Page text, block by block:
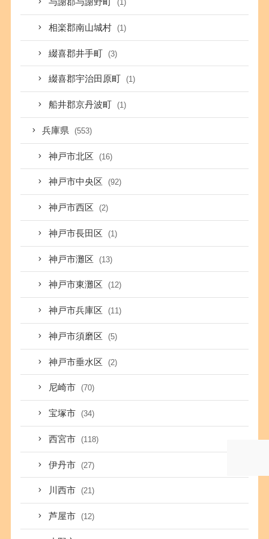
(1)
相楽郡南山城村 (1)
綴喜郡井手町 (3)
綴喜郡宇治田原町 (1)
船井郡京丹波町 (1)
兵庫県 (553)
神戸市北区 (16)
神戸市中央区 (92)
神戸市西区 (2)
神戸市長田区 (1)
神戸市灘区 (13)
神戸市東灘区 (12)
神戸市兵庫区 (11)
神戸市須磨区 (5)
神戸市垂水区 (2)
尼崎市 (70)
宝塚市 (34)
西宮市 (118)
伊丹市 (27)
川西市 (21)
芦屋市 (12)